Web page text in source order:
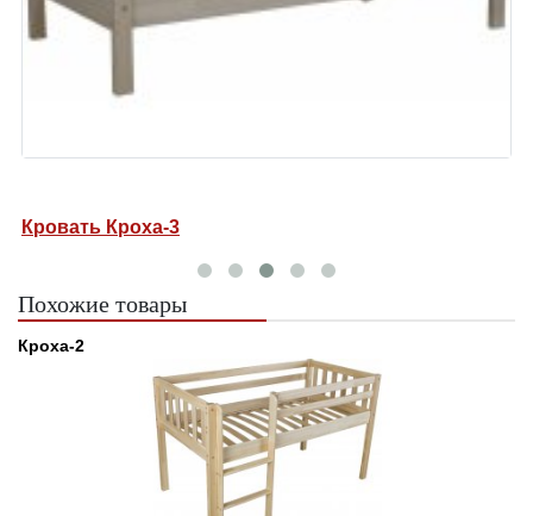
Кровать Кроха-3
Похожие товары
Кроха-2